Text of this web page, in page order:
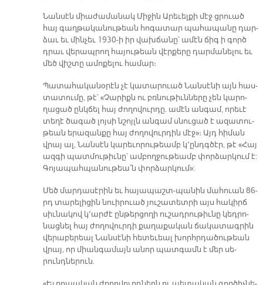
Նան­սէն միա­ժա­մա­նակ ­Մի­ջին Ա­րե­ւել­քի մէջ ցրուած
հայ գաղ­թա­կա­նու­թեան հո­գա­տար պա­հա­պա­նը դար­
ձաւ եւ մին­չեւ 1930-ի իր վախ­ճա­նը՝ ա­մէն ճիգ ի գործ
դրաւ վե­րապ­րող հա­յու­թեան վէր­քե­րը դար­մա­նե­լու եւ
մեծ վիշ­տը ա­մո­քե­լու հա­մար։
Պա­տա­հա­կա­նօ­րէն չէ կա­տա­րո­ւած ­Նան­սէ­նի այն հաս­
տա­տու­մը, թէ՝ «Չա­րիքն ու բռնու­թիւն­նե­րը չեն կա­րո­
ղա­ցած ընկ­ճել հայ ժո­ղո­վուր­դը. ա­մէն ան­գամ, ո­րե­ւէ
տե­ղէ ծա­գած լոյ­սի նշոյլն ան­գամ սնու­ցած է ա­զա­տու­
թեան ե­րա­զան­քը հայ ժո­ղո­վուր­դին մէջ»։ Այդ հի­ման
վրայ ալ, ­Նան­սէն կա­րե­ւո­րու­թեամբ կ­­՚ընդգ­ծէր, թէ «­Հայ
ազ­գի պատ­մու­թիւ­նը՝ ամ­բող­ջու­թեամբ փոր­ձար­կում է:
Գո­յա­պահ­պա­նու­թեա՛ն փոր­ձար­կում»:
Մեծ մար­դա­սէ­րին եւ հա­յա­պաշտ­-պա­նին մա­հո­ւան 86-
րդ տա­րե­լի­ցին նո­ւի­րո­ւած յու­շա­տետ­րի այս հա­կիրճ
սիւ­նա­կով կ­­՚ար­ժէ ըն­թեր­ցո­ղի ու­շադ­րու­թիւ­նը կեդ­րո­
նաց­նել հայ ժո­ղո­վուր­դի քա­ղա­քա­կան ճա­կա­տագ­րին
վե­րա­բե­րեալ ­Նան­սէ­նի հե­տե­ւեալ խորհր­դա­ծու­թեան
վրայ, որ միան­գա­մայն ա­նոր պատ­գամն է մեր սե­
րունդ­նե­րուն.